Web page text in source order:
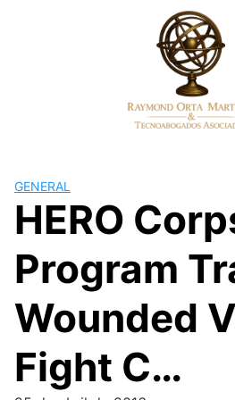
GENERAL
HERO
Program
Wounded
Fight C…